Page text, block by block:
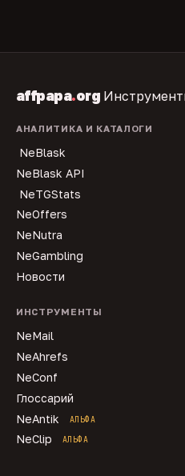
affpapa.org
АНАЛИТИКА И КАТАЛОГИ
NeBlask
NeBlask API
NeTGStats
NeOffers
NeNutra
NeGambling
Новости
ИНСТРУМЕНТЫ
NeMail
NeAhrefs
NeConf
Глоссарий
NeAntik
АЛЬФА
NeClip АЛЬФА